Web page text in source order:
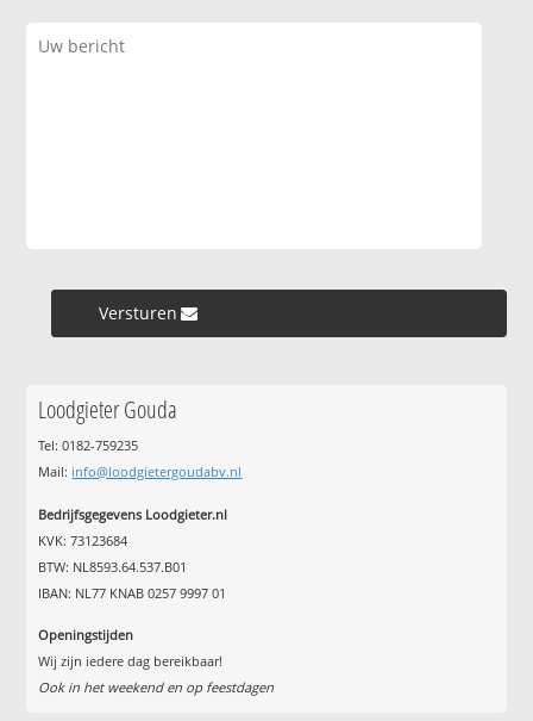
Versturen »
Loodgieter Gouda
Tel: 0182-759235
Mail: info@loodgietergoudabv.nl
Bedrijfsgegevens Loodgieter.nl
KVK: 73123684
BTW: NL8593.64.537.B01
IBAN: NL77 KNAB 0257 9997 01
Openingstijden
Wij zijn iedere dag bereikbaar!
Ook in het weekend en op feestdagen